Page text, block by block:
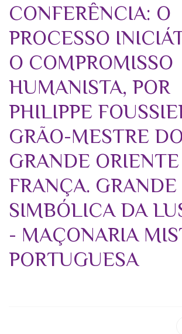
CONFERÊNCIA: O
PROCESSO
O COMPROMISSO
HUMANISTA, POR
PHILIPPE
GRÃO-MESTRE
GRANDE
FRANÇA. GRANDE
SIMBÓLICA DA
- MAÇONARIA
PORTUGUESA